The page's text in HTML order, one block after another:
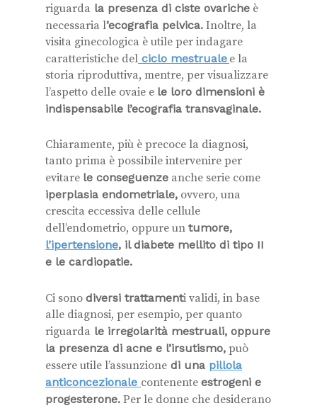
riguarda la presenza di ciste ovariche è
necessaria l’ecografia pelvica. Inoltre, la
visita ginecologica è utile per indagare
caratteristiche del ciclo mestruale e la
storia riproduttiva, mentre, per visualizzare
l’aspetto delle ovaie e le loro dimensioni è
indispensabile l’ecografia transvaginale.
Chiaramente, più è precoce la diagnosi,
tanto prima è possibile intervenire per
evitare le conseguenze anche serie come
iperplasia endometriale, ovvero, una
crescita eccessiva delle cellule
dell’endometrio, oppure un tumore,
l’ipertensione, il diabete mellito di tipo II
e le cardiopatie.
Ci sono diversi trattamenti validi, in base
alle diagnosi, per esempio, per quanto
riguarda le irregolarità mestruali, oppure
la presenza di acne e l’irsutismo, può
essere utile l’assunzione di una pillola
anticoncezionale contenente estrogeni e
progesterone. Per le donne che desiderano